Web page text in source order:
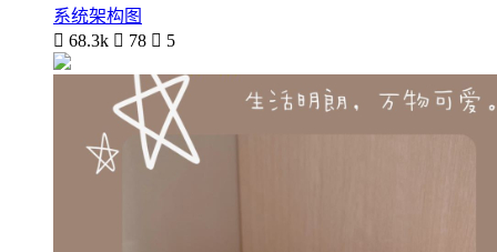
系统架构图
 68.3k  78  5